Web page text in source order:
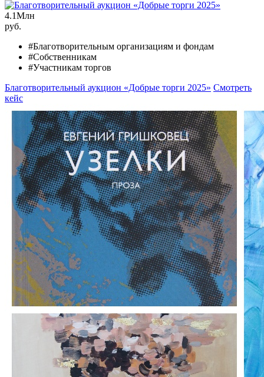
4.1Млн
руб.
#Благотворительным организациям и фондам
#Собственникам
#Участникам торгов
Благотворительный аукцион «Добрые торги 2025» Смотреть
кейс